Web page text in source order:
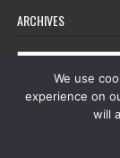
ARCHIVES
Archives
Copyright
We use
experience on
will